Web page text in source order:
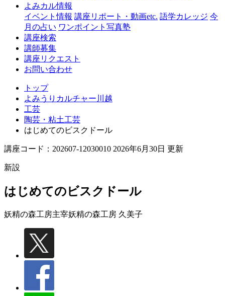
よみカル情報
イベント情報 講座リポート・動画etc. 語学カレッジ 今
月の占い ワンポイント写真塾
講座検索
講師募集
講座リクエスト
お問い合わせ
トップ
よみうりカルチャー川越
工芸
陶芸・粘土工芸
はじめてのビスクドール
講座コード：202607-12030010 2026年6月30日 更新
新設
はじめてのビスクドール
妖精の森工房主宰妖精の森工房 久美子